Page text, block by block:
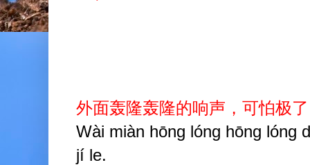
外面轰隆轰隆的响声，可怕极
Wài miàn hōng lóng hōng lóng
jí le.